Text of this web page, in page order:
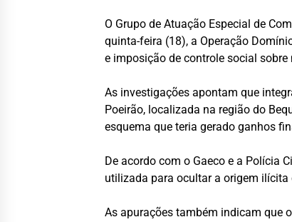
O Grupo de Atuação Especial de
quinta-feira (18), a Operação
e imposição de controle social
As investigações apontam que
Poeirão, localizada na região do
esquema que teria gerado ganhos
De acordo com o Gaeco e a Polícia
utilizada para ocultar a origem ilícita
As apurações também indicam que